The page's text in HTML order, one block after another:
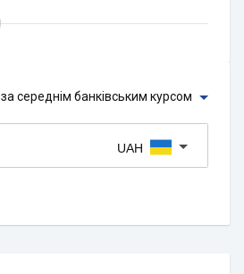
за середнім банківським курсом
UAH